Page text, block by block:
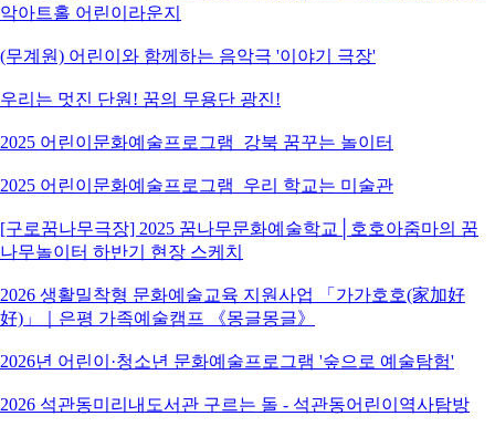
악아트홀 어린이라운지
(무계원) 어린이와 함께하는 음악극 '이야기 극장'
우리는 멋진 단원! 꿈의 무용단 광진!
2025 어린이문화예술프로그램_강북 꿈꾸는 놀이터
2025 어린이문화예술프로그램_우리 학교는 미술관
[구로꿈나무극장] 2025 꿈나무문화예술학교│호호아줌마의 꿈
나무놀이터 하반기 현장 스케치
2026 생활밀착형 문화예술교육 지원사업 「가가호호(家加好
好)」｜은평 가족예술캠프 《몽글몽글》
2026년 어린이·청소년 문화예술프로그램 '숲으로 예술탐험'
2026 석관동미리내도서관 구르는 돌 - 석관동어린이역사탐방